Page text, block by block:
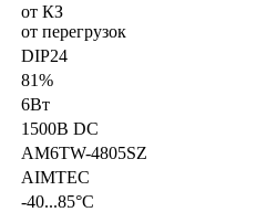
от КЗ
от перегрузок
DIP24
81%
6Вт
1500В DC
AM6TW-4805SZ
AIMTEC
-40...85°C